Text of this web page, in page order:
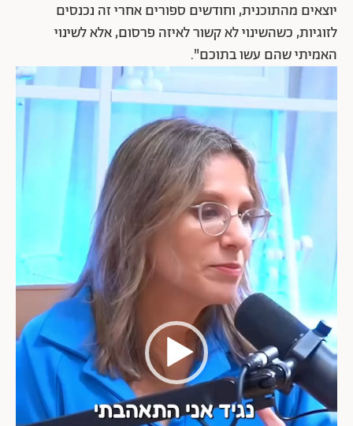
יוצאים מהתוכנית, וחודשים ספורים אחרי זה נכנסים
לזוגיות, כשהשינוי לא קשור לאיזה פרסום, אלא לשינוי
האמיתי שהם עשו בתוכם".
וידאו